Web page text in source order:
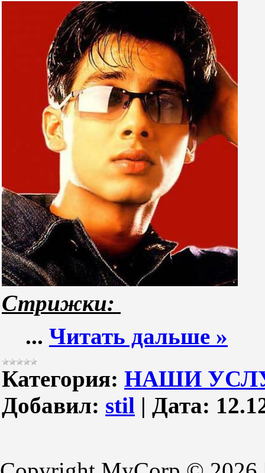
Стрижки:
... Читать дальше »
Категория: НАШИ
Добавил: stil | Дата: